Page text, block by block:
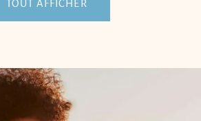
TOUT AFFICHER